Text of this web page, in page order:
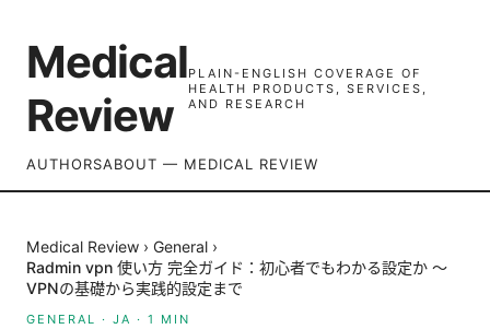
Medical
Review
PLAIN-ENGLISH COVERAGE OF
HEALTH PRODUCTS, SERVICES,
AND RESEARCH
AUTHORSABOUT — MEDICAL REVIEW
Medical Review › General ›
Radmin vpn 使い方 完全ガイド：初心者でもわかる設定か 〜
VPNの基礎から実践的設定まで
GENERAL · JA · 1 MIN